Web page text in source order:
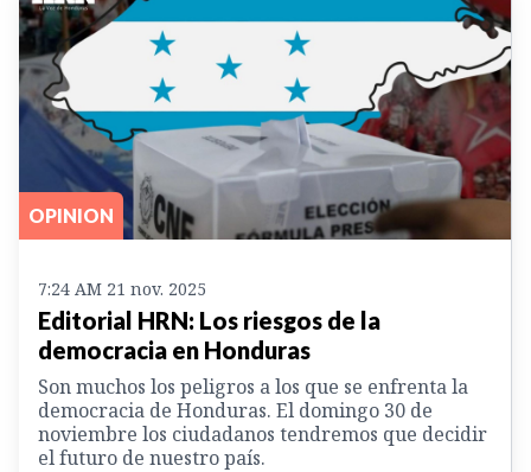
OPINION
7:24 AM 21 nov. 2025
Editorial HRN: Los riesgos de la
democracia en Honduras
Son muchos los peligros a los que se enfrenta la
democracia de Honduras. El domingo 30 de
noviembre los ciudadanos tendremos que decidir
el futuro de nuestro país.